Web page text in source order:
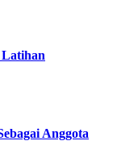
Latihan
Anggota